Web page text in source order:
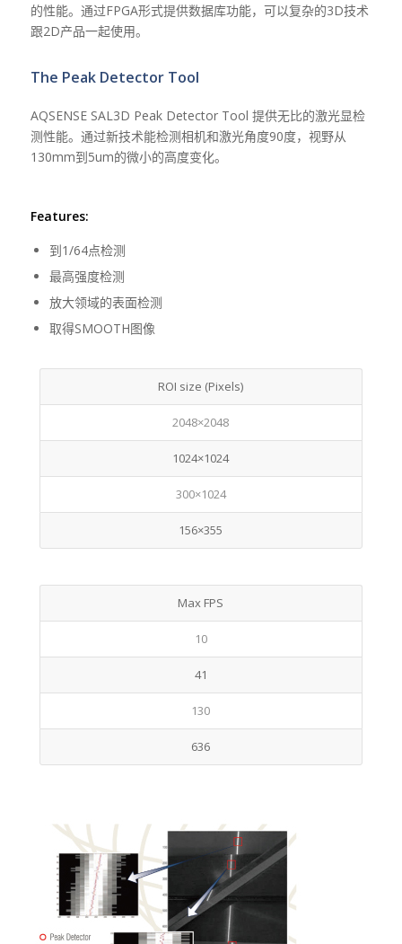
的性能。通过FPGA形式提供数据库功能，可以复杂的3D技术
跟2D产品一起使用。
The Peak Detector Tool
AQSENSE SAL3D Peak Detector Tool 提供无比的激光显检
测性能。通过新技术能检测相机和激光角度90度，视野从
130mm到5um的微小的高度变化。
Features:
到1/64点检测
最高强度检测
放大领域的表面检测
取得SMOOTH图像
ROI size (Pixels)
2048×2048
1024×1024
300×1024
156×355
Max FPS
10
41
130
636